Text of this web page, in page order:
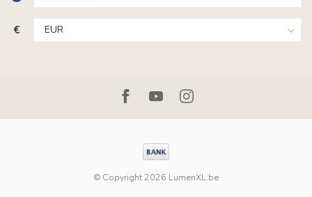
€
© Copyright 2026 LumenXL.be